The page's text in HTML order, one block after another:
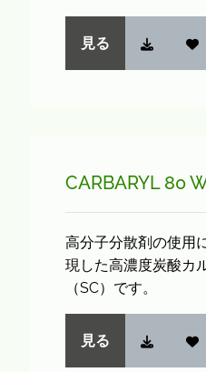
見る
CARBARYL 80
高分子分散剤の使用
現した高濃度炭酸カ
（SC）です。
見る